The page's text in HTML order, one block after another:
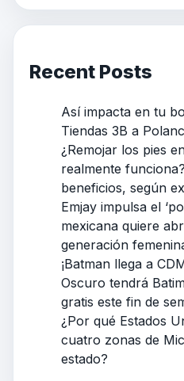
Recent Posts
Así impacta en tu
Tiendas 3B a
¿Remojar los pies
realmente
beneficios, según
Emjay impulsa el
mexicana quiere
generación
¡Batman llega a
Oscuro tendrá
gratis este fin de
¿Por qué Estados
cuatro zonas de
estado?